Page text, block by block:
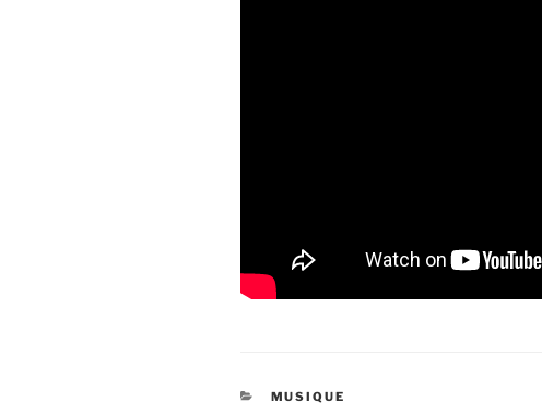
CATÉGORIES
MUSIQUE